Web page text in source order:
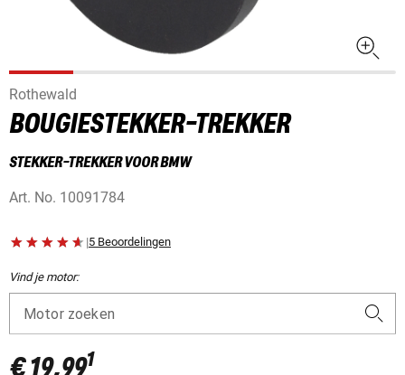
Rothewald
BOUGIESTEKKER-TREKKER
STEKKER-TREKKER VOOR BMW
Art. No. 10091784
|5 Beoordelingen
Vind je motor:
Motor zoeken
€ 19,991